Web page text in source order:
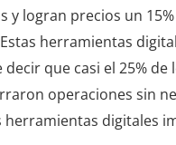
y logran precios un
herramientas
que casi el 25% de
operaciones sin
digitales